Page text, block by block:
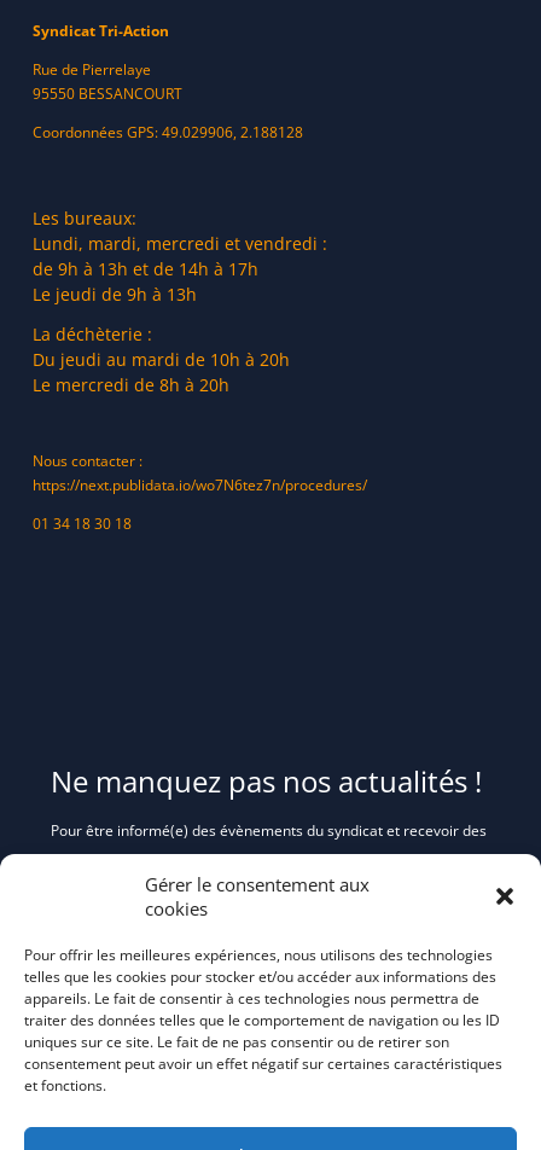
Gérer le consentement aux
cookies
Pour offrir les meilleures expériences, nous utilisons des technologies
telles que les cookies pour stocker et/ou accéder aux informations des
appareils. Le fait de consentir à ces technologies nous permettra de
traiter des données telles que le comportement de navigation ou les ID
uniques sur ce site. Le fait de ne pas consentir ou de retirer son
consentement peut avoir un effet négatif sur certaines caractéristiques
et fonctions.
– avenue Foch
– chemin de la Croix de Bois
Pierrelaye , 10 points de collecte du lundi 28 décembre 2020 au
lundi 18 janvier 2021 inclus .ATTENTION : seuls les sapins
Salle polyvalente (pour le centre-ville) : sur la pelouse à
gauche de l’entrée (face à la salle polyvalente), à proximité de
la place PMR
des 6 Arpents (sur l’espace vert)
Aux Deux Ormes : rue Paul Eluard (sur la pelouse)
Les Grouettes : espace vert à l’angle des rues Hector Berlioz
Beauregard : rue du 19 mars 1962
Saint-Leu-la-Forêt
( + d’infos au 01 30 40 22 24)
Collecte à cheval
– secteur A : les jeudis 7 et 14 janvier,
– secteur B : jusqu’aux rues Pasteur et de Saint-Prix les
mercredis 6 et 13 janvier,
des rues Pasteur et de Saint-Prix :
– parking tennis de la Chataigneraie (côté voirie)
– parking au-dessus du lavoir de l’Eauriette (chemin des Claies)
– à l’angle sur la pelouse entre rue de l’Ermitage et chemin de la
Tuilerie
– La Plaine : place Verdun
Syndicat Tri-Action
Rue de Pierrelaye
95550 BESSANCOURT
Coordonnées GPS: 49.029906, 2.188128
Les bureaux:
Lundi, mardi, mercredi et vendredi :
de 9h à 13h et de 14h à 17h
Le jeudi de 9h à 13h
La déchèterie :
Du jeudi au mardi de 10h à 20h
Le mercredi de 8h à 20h
Nous contacter :
https://next.publidata.io/wo7N6tez7n/procedures/
01 34 18 30 18
Ne manquez pas nos actualités !
Pour être informé(e) des évènements du syndicat et recevoir des